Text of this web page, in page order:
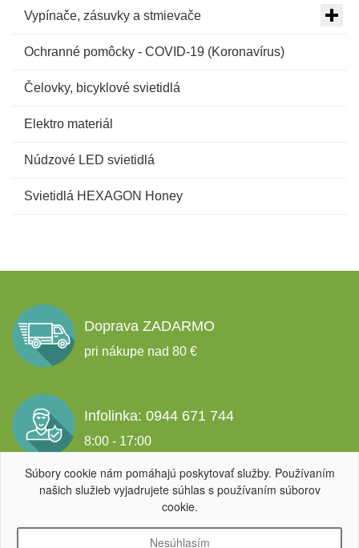
Vypínače, zásuvky a stmievače
Ochranné pomôcky - COVID-19 (Koronavírus)
Čelovky, bicyklové svietidlá
Elektro materiál
Núdzové LED svietidlá
Svietidlá HEXAGON Honey
Doprava ZADARMO
pri nákupe nad 80 €
Infolinka: 0944 671 744
8:00 - 17:00
Garancia spokojnosti
Súbory cookie nám pomáhajú poskytovať služby. Používaním
našich služieb vyjadrujete súhlas s používaním súborov
cookie.
Nesúhlasím